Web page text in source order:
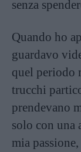
senza
Quando ho
guardavo
quel periodo
trucchi
prendevano
solo con una
mia